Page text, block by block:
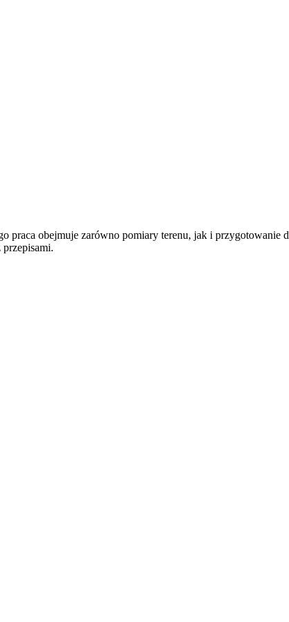
praca obejmuje zarówno pomiary terenu, jak i przygotowanie